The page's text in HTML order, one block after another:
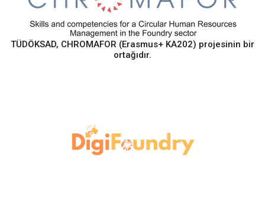
TÜDÖKSAD, CHROMAFOR (Erasmus+ KA202) projesinin bir
ortağıdır.